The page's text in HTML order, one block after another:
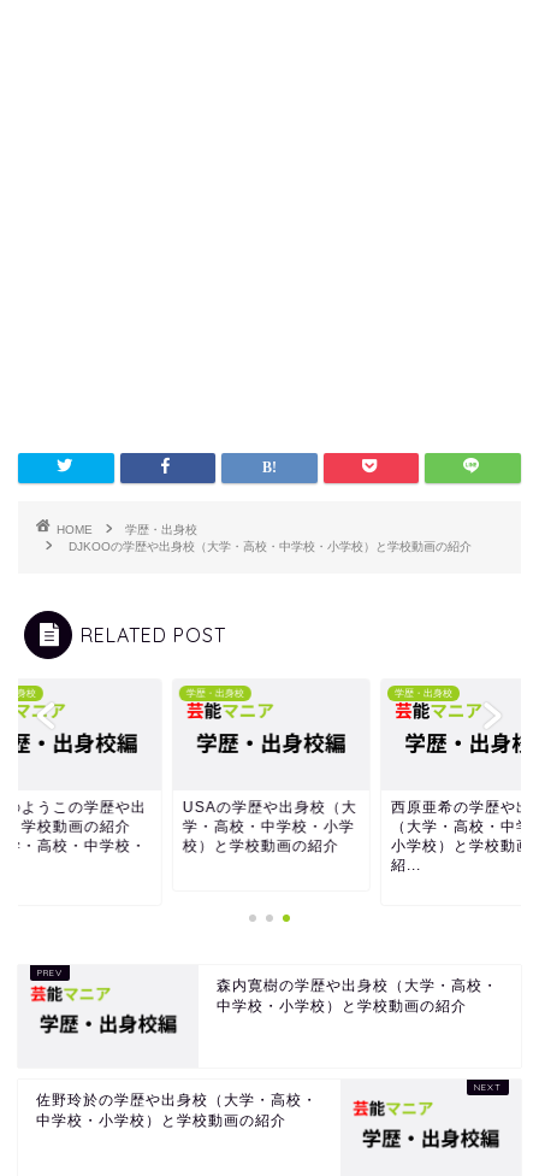
HOME
学歴・出身校
DJKOOの学歴や出身校（大学・高校・中学校・小学校）と学校動画の紹介
RELATED POST
出身校
のようこの学歴や出
と学校動画の紹介
学・高校・中学校・
学歴・出身校
USAの学歴や出身校（大
学・高校・中学校・小学
校）と学校動画の紹介
学歴・出身校
西原亜希の学歴や出
（大学・高校・中学
小学校）と学校動画
紹...
森内寛樹の学歴や出身校（大学・高校・
中学校・小学校）と学校動画の紹介
佐野玲於の学歴や出身校（大学・高校・
中学校・小学校）と学校動画の紹介